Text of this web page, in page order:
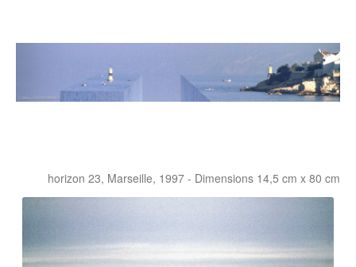
horizon 23, Marseille, 1997 - Dimensions 14,5 cm x 80 cm